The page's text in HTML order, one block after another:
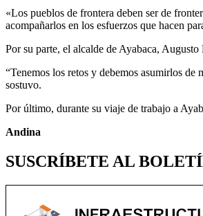
«Los pueblos de frontera deben ser de
acompañarlos en los esfuerzos que hacen
Por su parte, el alcalde de Ayabaca,
“Tenemos los retos y debemos asumirlos de
sostuvo.
Por último, durante su viaje de trabajo a
Andina
SUSCRÍBETE AL